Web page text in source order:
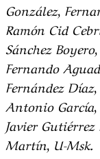
González,
Ramón Cid
Sánchez
Fernando
Fernández
Antonio García,
Javier Gutiérrez
Martín, U-Msk.